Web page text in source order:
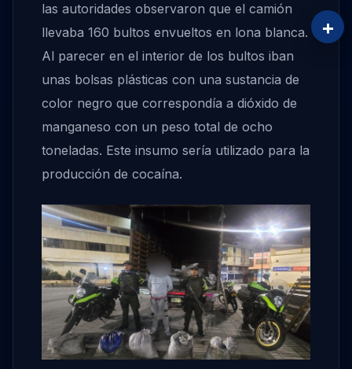
las autoridades observaron que el camión
llevaba 160 bultos envueltos en lona blanca.
Al parecer en el interior de los bultos iban
unas bolsas plásticas con una sustancia de
color negro que correspondía a dióxido de
manganeso con un peso total de ocho
toneladas. Este insumo sería utilizado para la
producción de cocaína.
+